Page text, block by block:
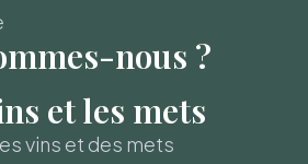
nous ?
et les mets
vins et des mets